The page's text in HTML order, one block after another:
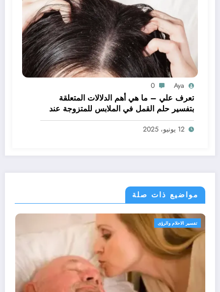
Aya
0
تعرف علي – ما هي أهم الدلالات المتعلقة
بتفسير حلم القمل في الملابس للمتزوجة عند
ابن سيرين؟ – بالتفصيل
12 يونيو، 2025
مواضيع ذات صلة
تفسير الاحلام والرؤى